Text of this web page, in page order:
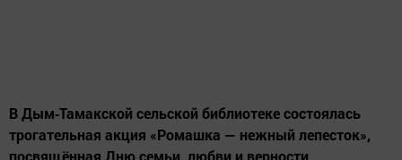
В Дым‑Тамакской сельской библиотеке состоялась
трогательная акция «Ромашка — нежный лепесток»,
посвящённая Дню семьи, любви и верности.